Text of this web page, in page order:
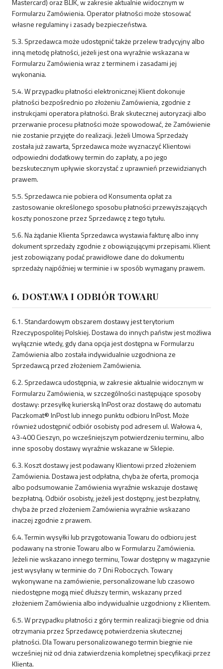
Mastercard) oraz BLIK, w zakresie aktualnie widocznym w
Formularzu Zamówienia. Operator płatności może stosować
własne regulaminy i zasady bezpieczeństwa.
5.3. Sprzedawca może udostępnić także przelew tradycyjny albo
inną metodę płatności, jeżeli jest ona wyraźnie wskazana w
Formularzu Zamówienia wraz z terminem i zasadami jej
wykonania.
5.4. W przypadku płatności elektronicznej Klient dokonuje
płatności bezpośrednio po złożeniu Zamówienia, zgodnie z
instrukcjami operatora płatności. Brak skutecznej autoryzacji albo
przerwanie procesu płatności może spowodować, że Zamówienie
nie zostanie przyjęte do realizacji. Jeżeli Umowa Sprzedaży
została już zawarta, Sprzedawca może wyznaczyć Klientowi
odpowiedni dodatkowy termin do zapłaty, a po jego
bezskutecznym upływie skorzystać z uprawnień przewidzianych
prawem.
5.5. Sprzedawca nie pobiera od Konsumenta opłat za
zastosowanie określonego sposobu płatności przewyższających
koszty ponoszone przez Sprzedawcę z tego tytułu.
5.6. Na żądanie Klienta Sprzedawca wystawia fakturę albo inny
dokument sprzedaży zgodnie z obowiązującymi przepisami. Klient
jest zobowiązany podać prawidłowe dane do dokumentu
sprzedaży najpóźniej w terminie i w sposób wymagany prawem.
6. DOSTAWA I ODBIÓR TOWARU
6.1. Standardowym obszarem dostawy jest terytorium
Rzeczypospolitej Polskiej. Dostawa do innych państw jest możliwa
wyłącznie wtedy, gdy dana opcja jest dostępna w Formularzu
Zamówienia albo została indywidualnie uzgodniona ze
Sprzedawcą przed złożeniem Zamówienia.
6.2. Sprzedawca udostępnia, w zakresie aktualnie widocznym w
Formularzu Zamówienia, w szczególności następujące sposoby
dostawy: przesyłkę kurierską InPost oraz dostawę do automatu
Paczkomat® InPost lub innego punktu odbioru InPost. Może
również udostępnić odbiór osobisty pod adresem ul. Wałowa 4,
43-400 Cieszyn, po wcześniejszym potwierdzeniu terminu, albo
inne sposoby dostawy wyraźnie wskazane w Sklepie.
6.3. Koszt dostawy jest podawany Klientowi przed złożeniem
Zamówienia. Dostawa jest odpłatna, chyba że oferta, promocja
albo podsumowanie Zamówienia wyraźnie wskazuje dostawę
bezpłatną. Odbiór osobisty, jeżeli jest dostępny, jest bezpłatny,
chyba że przed złożeniem Zamówienia wyraźnie wskazano
inaczej zgodnie z prawem.
6.4. Termin wysyłki lub przygotowania Towaru do odbioru jest
podawany na stronie Towaru albo w Formularzu Zamówienia.
Jeżeli nie wskazano innego terminu, Towar dostępny w magazynie
jest wysyłany w terminie do 7 Dni Roboczych. Towary
wykonywane na zamówienie, personalizowane lub czasowo
niedostępne mogą mieć dłuższy termin, wskazany przed
złożeniem Zamówienia albo indywidualnie uzgodniony z Klientem.
6.5. W przypadku płatności z góry termin realizacji biegnie od dnia
otrzymania przez Sprzedawcę potwierdzenia skutecznej
płatności. Dla Towaru personalizowanego termin biegnie nie
wcześniej niż od dnia zatwierdzenia kompletnej specyfikacji przez
Klienta.